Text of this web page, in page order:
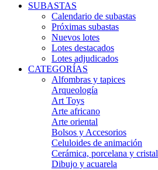
SUBASTAS
Calendario de subastas
Próximas subastas
Nuevos lotes
Lotes destacados
Lotes adjudicados
CATEGORÍAS
Alfombras y tapices
Arqueología
Art Toys
Arte africano
Arte oriental
Bolsos y Accesorios
Celuloides de animación
Cerámica, porcelana y cristal
Dibujo y acuarela